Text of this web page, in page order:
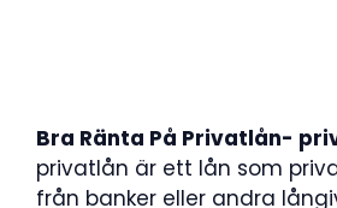
Bra Ränta På Privatlån-
privatlån är ett lån som
från banker eller andra